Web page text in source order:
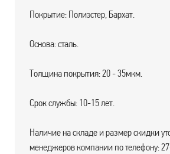
Покрытие: Полиэстер, Бархат.
Основа: сталь.
Толщина покрытия: 20 - 35мкм.
Срок службы: 10-15 лет.
Наличие на складе и размер скидки
менеджеров компании по телефону: